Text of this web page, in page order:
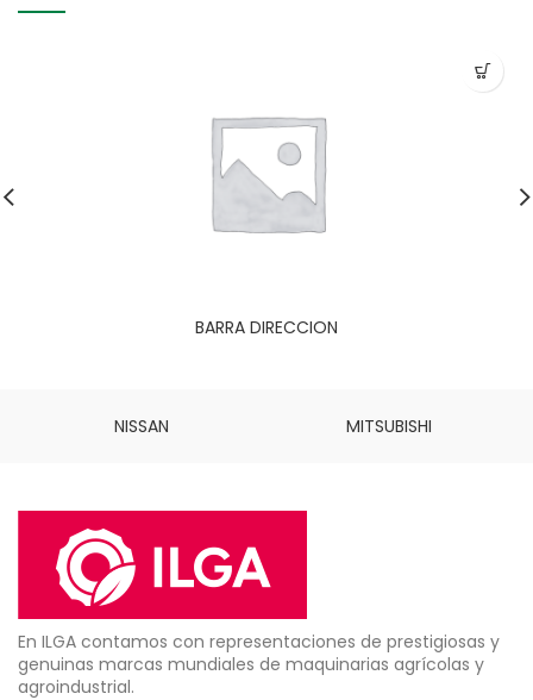
BARRA DIRECCION
NISSAN MITSUBISHI
En ILGA contamos con representaciones de prestigiosas y
genuinas marcas mundiales de maquinarias agrícolas y
agroindustrial.